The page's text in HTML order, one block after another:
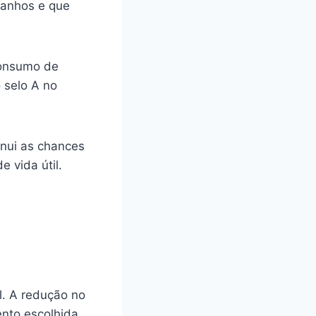
e que
de
selo A no
as chances
vida útil.
A redução no